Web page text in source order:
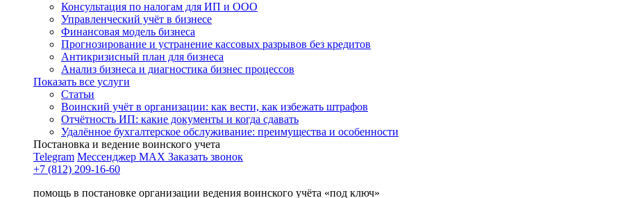
Консультация по налогам для ИП и ООО
Управленческий учёт в бизнесе
Финансовая модель бизнеса
Прогнозирование и устранение кассовых разрывов без кредитов
Антикризисный план для бизнеса
Анализ бизнеса и диагностика бизнес процессов
Показать все услуги
Статьи
Воинский учёт в организации: как вести, как избежать штрафов
Отчётность ИП: какие документы и когда сдавать
Удалённое бухгалтерское обслуживание: преимущества и особенности
Постановка и ведение воинского учета
Telegram Мессенджер MAX Заказать звонок
+7 (812) 209-16-60
помощь в постановке организации ведения воинского учёта «под ключ»